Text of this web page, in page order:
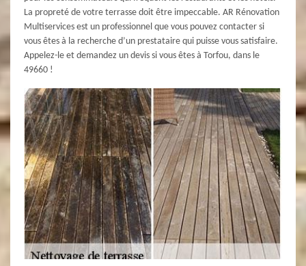
La propreté de votre terrasse doit être impeccable. AR Rénovation
Multiservices est un professionnel que vous pouvez contacter si
vous êtes à la recherche d’un prestataire qui puisse vous satisfaire.
Appelez-le et demandez un devis si vous êtes à Torfou, dans le
49660 !